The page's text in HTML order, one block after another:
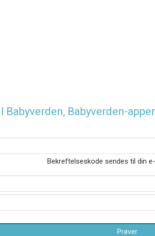
Babyverden-
Bekreftelseskode sendes til din
Prøver